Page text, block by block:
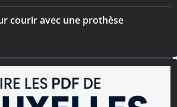
courir avec une prothèse